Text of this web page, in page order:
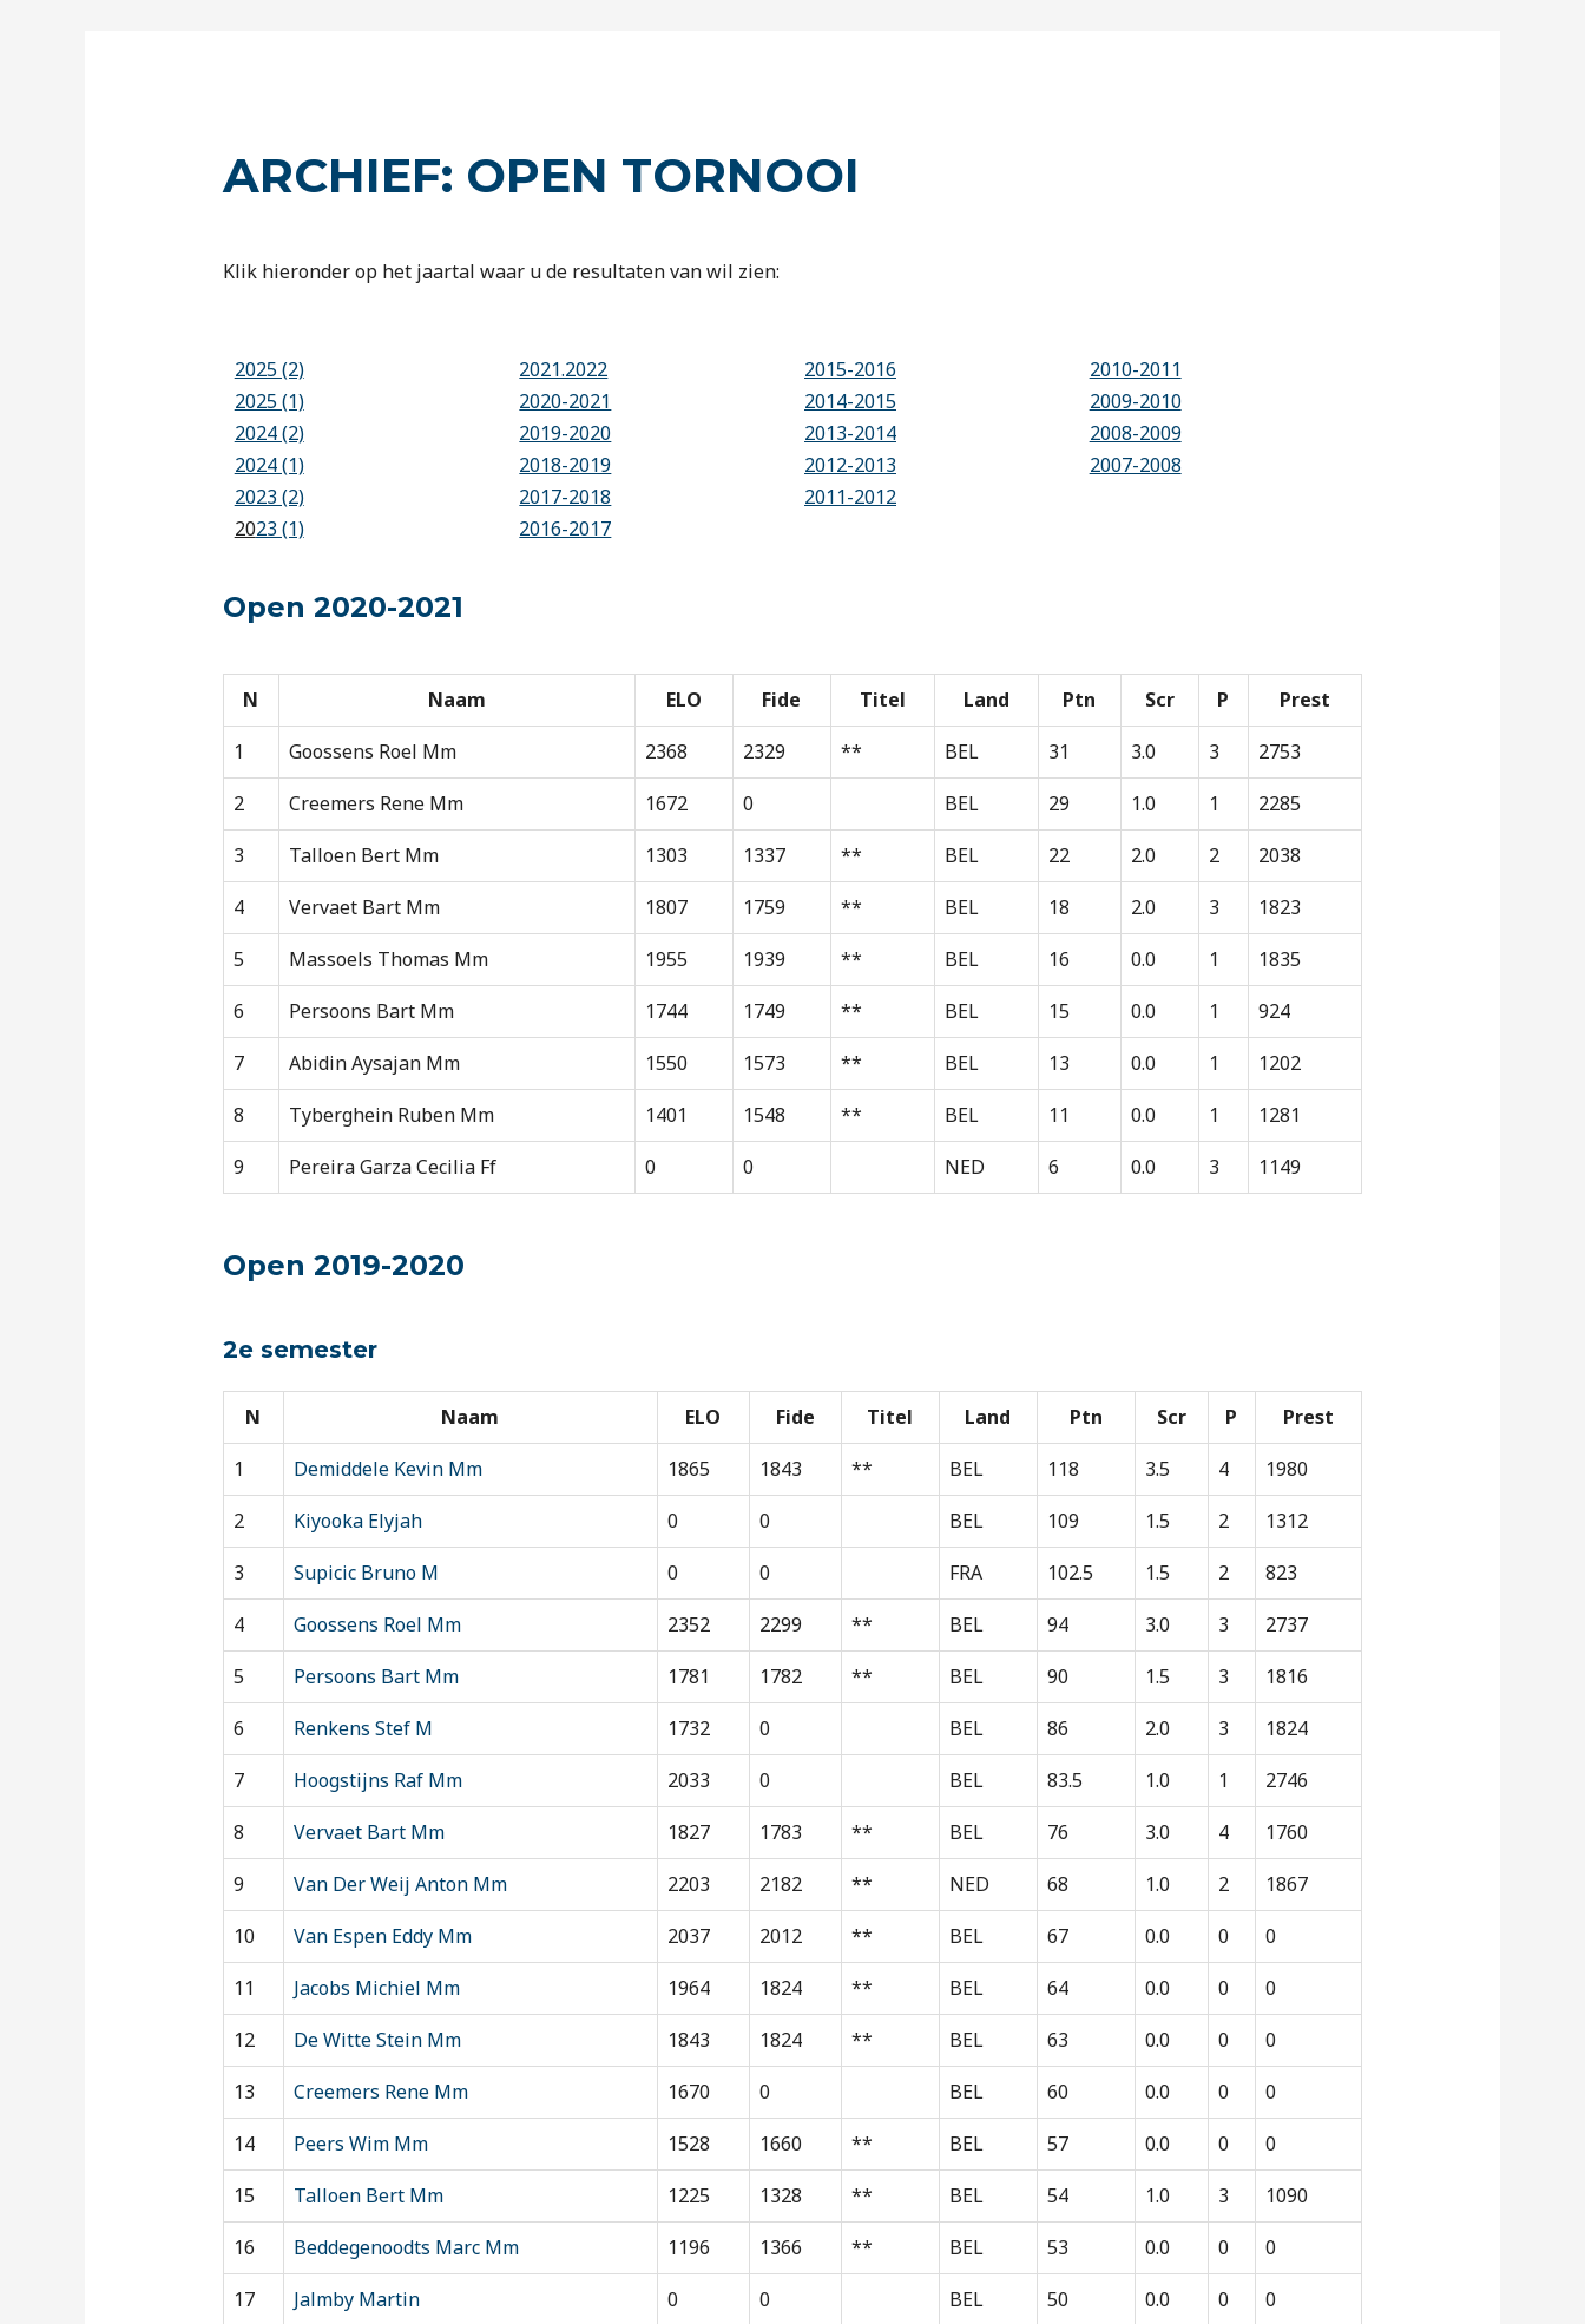
ARCHIEF: OPEN TORNOOI
Klik hieronder op het jaartal waar u de resultaten van wil zien:
2025 (2)
2025 (1)
2024 (2)
2024 (1)
2023 (2)
2023 (1)
2021.2022
2020-2021
2019-2020
2018-2019
2017-2018
2016-2017
2015-2016
2014-2015
2013-2014
2012-2013
2011-2012
2010-2011
2009-2010
2008-2009
2007-2008
Open 2020-2021
N Naam ELO Fide Titel Land Ptn Scr P
Prest
1
Goossens Roel Mm 2368 2329 ** BEL 31 3.0 3
2753
2
Creemers Rene Mm 1672 0 BEL 29 1.0 1
2285
3
Talloen Bert Mm 1303 1337 ** BEL 22 2.0 2
2038
4
Vervaet Bart Mm 1807 1759 ** BEL 18 2.0 3
1823
5
Massoels Thomas Mm 1955 1939 ** BEL 16 0.0 1
1835
6
Persoons Bart Mm 1744 1749 ** BEL 15 0.0 1
924
7
Abidin Aysajan Mm 1550 1573 ** BEL 13 0.0 1
1202
8
Tyberghein Ruben Mm 1401 1548 ** BEL 11 0.0 1
1281
9
Pereira Garza Cecilia Ff 0 0 NED 6 0.0 3 1149
Open 2019-2020
2e semester
N Naam ELO Fide Titel Land Ptn Scr P
Prest
1
Demiddele Kevin Mm 1865 1843 ** BEL 118 3.5 4
1980
2
Kiyooka Elyjah 0 0 BEL 109 1.5 2
1312
3
Supicic Bruno M 0 0 FRA 102.5 1.5 2
823
4
Goossens Roel Mm 2352 2299 ** BEL 94 3.0 3
2737
5
Persoons Bart Mm 1781 1782 ** BEL 90 1.5 3
1816
6
Renkens Stef M 1732 0 BEL 86 2.0 3
1824
7
Hoogstijns Raf Mm 2033 0 BEL 83.5 1.0 1
2746
8
Vervaet Bart Mm 1827 1783 ** BEL 76 3.0 4
1760
9
Van Der Weij Anton Mm 2203 2182 ** NED 68 1.0 2
1867
10
Van Espen Eddy Mm 2037 2012 ** BEL 67 0.0 0
0
11
Jacobs Michiel Mm 1964 1824 ** BEL 64 0.0 0
0
12
De Witte Stein Mm 1843 1824 ** BEL 63 0.0 0
0
13
Creemers Rene Mm 1670 0 BEL 60 0.0 0
0
14
Peers Wim Mm 1528 1660 ** BEL 57 0.0 0
0
15
Talloen Bert Mm 1225 1328 ** BEL 54 1.0 3
1090
16
Beddegenoodts Marc Mm 1196 1366 ** BEL 53 0.0 0
0
17
Jalmby Martin 0 0 BEL 50 0.0 0
0